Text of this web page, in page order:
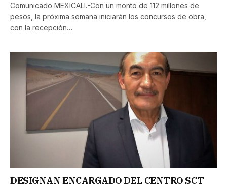
Comunicado MEXICALI.-Con un monto de 112 millones de
pesos, la próxima semana iniciarán los concursos de obra,
con la recepción…
DESIGNAN ENCARGADO DEL CENTRO SCT